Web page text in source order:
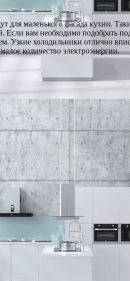
для маленького фасада кухни.
Если вам необходимо подобрать
Узкие холодильники отлично
количество электроэнергии.